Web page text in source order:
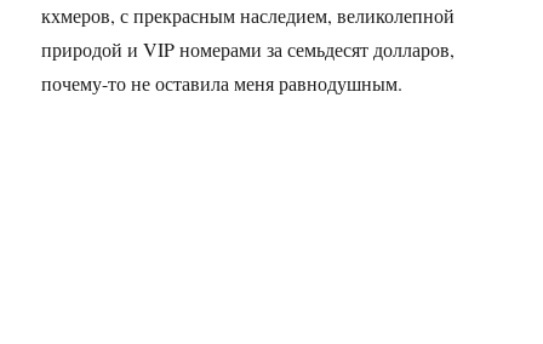
кхмеров, с прекрасным наследием, великолепной
природой и VIP номерами за семьдесят долларов,
почему-то не оставила меня равнодушным.